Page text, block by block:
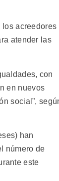
los acreedores
atender las
con
en nuevos
social”,
han
número de
este